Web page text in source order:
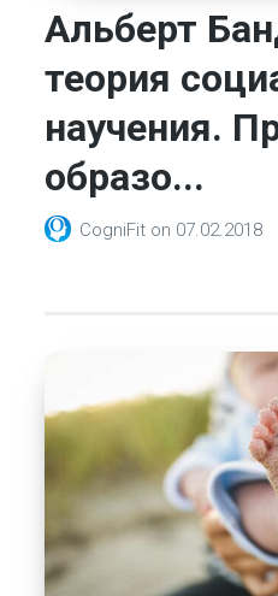
Альберт
теория
научения.
образо...
CogniFit on 07.02.2018